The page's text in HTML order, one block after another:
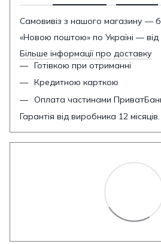
Самовивіз з нашого магазину —
«Новою поштою» по Україні — від
Більше інформації про доставку
Готівкою при отриманні
Кредитною карткою
Оплата частинами
Гарантія від виробника 12 місяців.